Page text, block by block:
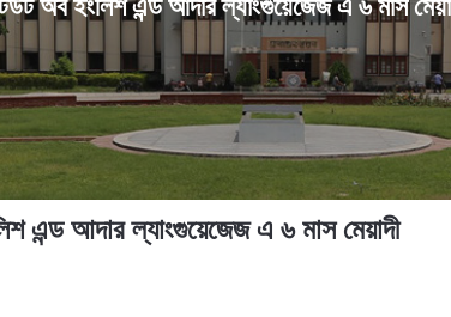
অব ইংলিশ এন্ড আদার ল্যাংগুয়েজেজ এ ৬ মাস
এন্ড আদার ল্যাংগুয়েজেজ এ ৬ মাস মেয়াদী